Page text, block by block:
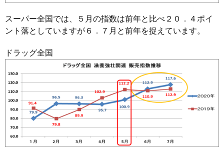
スーパー全国では、５月の指数は前年と比べ２０．４ポイ
ント落としていますが６．７月と前年を捉えています。
ドラッグ全国